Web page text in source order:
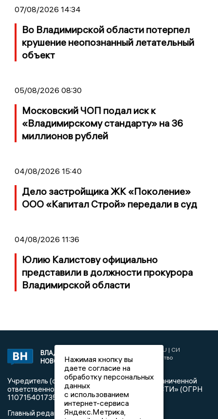
07/08/2026 14:34
Во Владимирской области потерпел
крушение неопознанный летательный
объект
05/08/2026 08:30
Московский ЧОП подал иск к
«Владимирскому стандарту» на 36
миллионов рублей
04/08/2026 15:40
Дело застройщика ЖК «Поколение»
ООО «Капитал Строй» передали в суд
04/08/2026 11:36
Юлию Калистову официально
представили в должности прокурора
Владимирской области
ВЛАДИМИРСКИЕ
НОВОСТИ
2017 © NEWSVLADIMIR.RU | СИ
«Информационное агентство
Владимирские новости»
Учредитель (соучредители): Общество с ограниченной
ответственностью «РЕГИОНАЛЬНЫЕ НОВОСТИ» (ОГРН
1107154017354)
Главный редактор: Мазов С. А.
Нажимая кнопку вы
даете согласие на
обработку персональных
данных
с использованием
интернет-сервиса
Яндекс.Метрика,